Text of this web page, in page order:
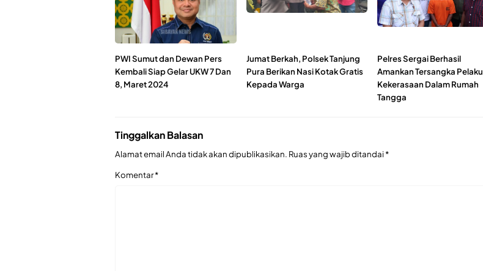
PWI Sumut dan Dewan Pers
Kembali Siap Gelar UKW 7 Dan
8, Maret 2024
Jumat Berkah, Polsek Tanjung
Pura Berikan Nasi Kotak Gratis
Kepada Warga
Pelres Sergai Berhasil
Amankan Tersangka Pelaku
Kekerasaan Dalam Rumah
Tangga
Tinggalkan Balasan
Alamat email Anda tidak akan dipublikasikan. Ruas yang wajib ditandai*
Komentar*